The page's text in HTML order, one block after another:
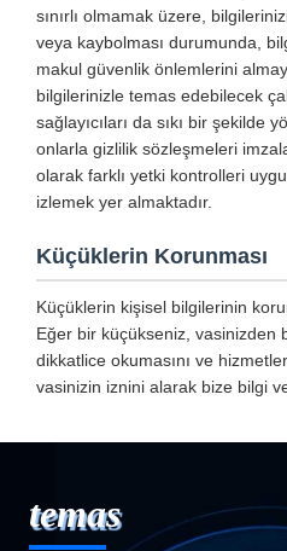
sınırlı olmamak üzere,
veya kaybolması durumunda,
makul güvenlik önlemlerini
bilgilerinizle temas edebilecek
sağlayıcıları da sıkı bir şekilde
onlarla gizlilik sözleşmeleri
olarak farklı yetki kontrolleri
izlemek yer almaktadır.
Küçüklerin Korunması
Küçüklerin kişisel bilgilerinin
Eğer bir küçükseniz, vasinizden
dikkatlice okumasını ve
vasinizin iznini alarak bize bilgi
temas